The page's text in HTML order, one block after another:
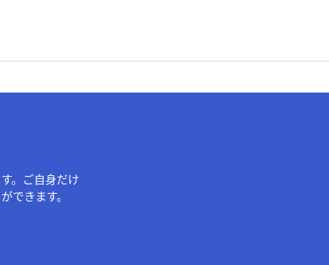
。ご自身だけ
できます。